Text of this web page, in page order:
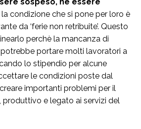
condizione che si pone per loro è
da ‘ferie non retribuite’. Questo
perchè la mancanza di
portare molti lavoratori a
lo stipendio per alcune
le condizioni poste dal
importanti problemi per il
e legato ai servizi del